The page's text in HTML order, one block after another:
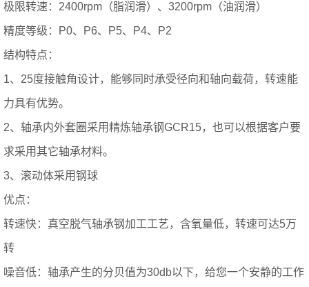
极限转速：2400rpm（脂润滑）、3200rpm（油润滑）
精度等级：P0、P6、P5、P4、P2
结构特点：
1、25度接触角设计，能够同时承受径向和轴向载荷，转速能
力具有优势。
2、轴承内外套圈采用精炼轴承钢GCR15，也可以根据客户要
求采用其它轴承材料。
3、滚动体采用钢球
优点：
转速快：真空脱气轴承钢加工工艺，含氧量低，转速可达5万
转
噪音低：轴承产生的分贝值为30db以下，给您一个安静的工作